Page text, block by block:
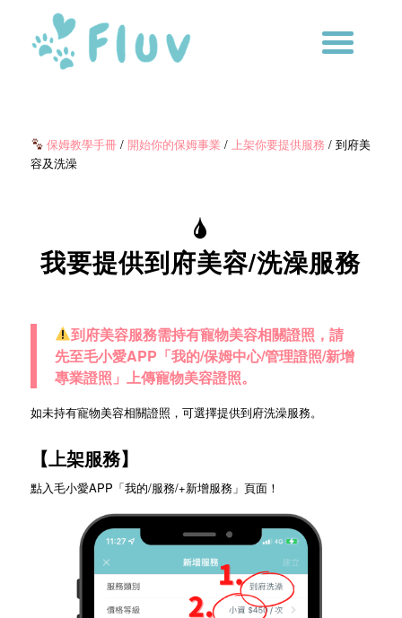
保姆教學手冊 / 開始你的保姆事業 /上架你要提供服務 / 到府美
容及洗澡
我要提供到府美容/洗澡服務
到府美容服務需持有寵物美容相關證照，請
先至毛小愛APP「我的/保姆中心/管理證照/新增
專業證照」上傳寵物美容證照。
如未持有寵物美容相關證照，可選擇提供到府洗澡服務。
【上架服務】
點入毛小愛APP「我的/服務/+新增服務」頁面！